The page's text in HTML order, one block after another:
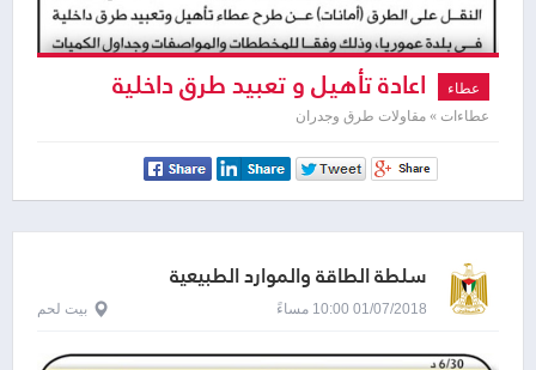
عطاء اعادة تأهيل و تعبيد طرق داخلية
عطاءات » مقاولات طرق وجدران
سلطة الطاقة والموارد الطبيعية
01/07/2018 10:00 مساءً بيت لحم